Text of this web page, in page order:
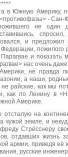
Южную Америку,
<противофазы> -
не
и
Федерации,
и
нас очень
не правда
а наши,
не райские, как мы
как по Ленину в
Америке.
на
чужой земле, и
Стрёсснеру
отдавших жизнь
армии, приведя её
русские